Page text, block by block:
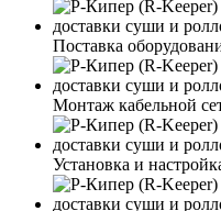
Поставка
Монтаж кабельной
Установка и